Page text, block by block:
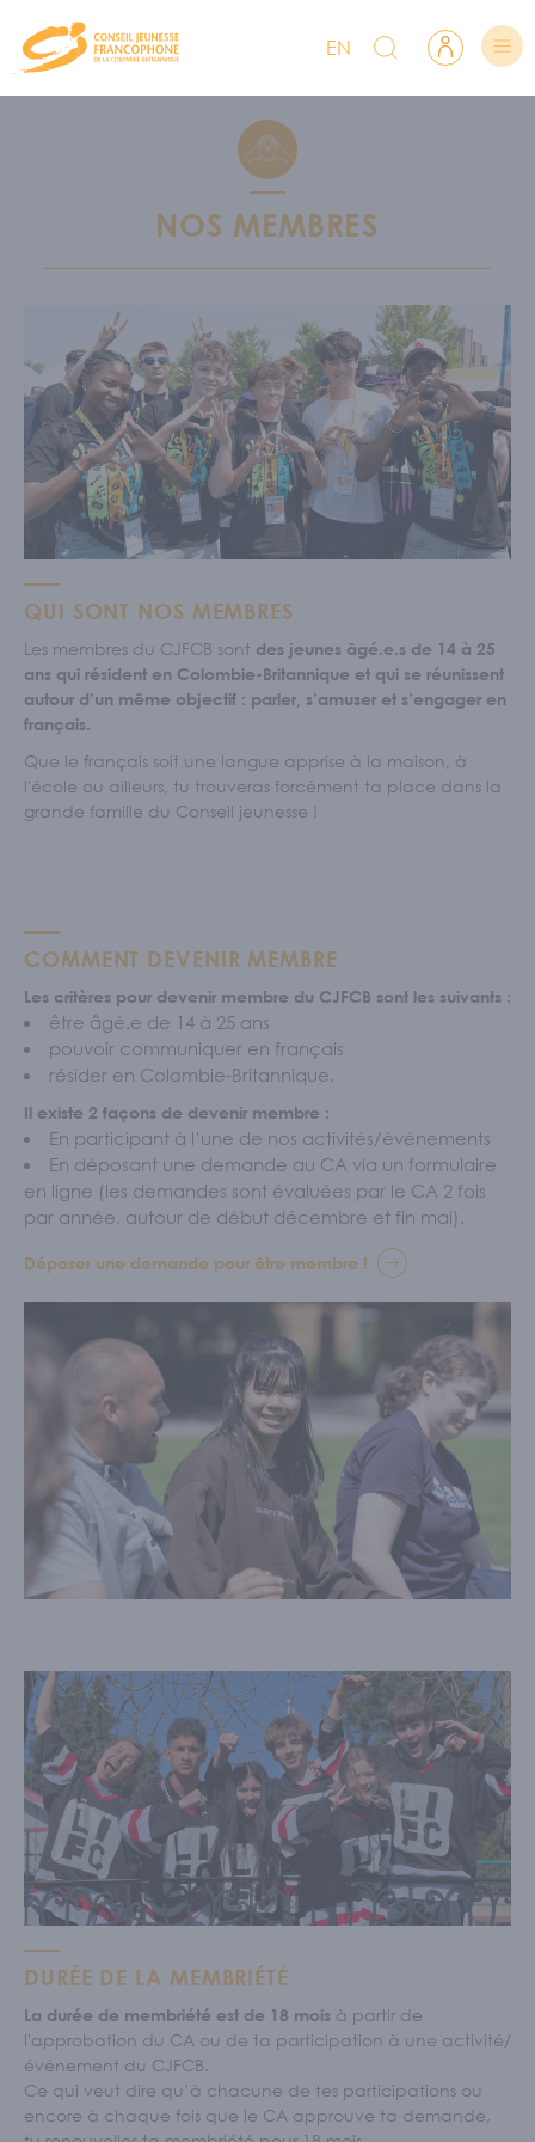
CJFCB EN Rechercher sur CJFCB
Se connecter
Lien Facebook du CJFCBLien Instagram du CJFCB
NOUS CONNAÎTRE
PROGRAMMATION
NOS RESSOURCES
Sécurité linguistique
Postsecondaire
Nos bourses
Écoles et personnel enseignant
S'IMPLIQUER
Nos comités
Programme Connecte
ACTUALITÉS
NOS MEMBRES
QUI SONT NOS MEMBRES
Les membres du CJFCB sont des jeunes âgé.e.s de 14 à 25
ans qui résident en Colombie-Britannique et qui se réunissent
autour d’un même objectif : parler, s’amuser et s’engager en
français.
Que le français soit une langue apprise à la maison, à
l'école ou ailleurs, tu trouveras forcément ta place dans la
grande famille du Conseil jeunesse !
COMMENT DEVENIR MEMBRE
Les critères pour devenir membre du CJFCB sont les suivants :
être âgé.e de 14 à 25 ans
pouvoir communiquer en français
résider en Colombie-Britannique.
Il existe 2 façons de devenir membre :
En participant à l’une de nos activités/événements
En déposant une demande au CA via un formulaire
en ligne (les demandes sont évaluées par le CA 2 fois
par année, autour de début décembre et fin mai).
Déposer une demande pour être membre !
DURÉE DE LA MEMBRIÉTÉ
La durée de membriété est de 18 mois à partir de
l'approbation du CA ou de ta participation à une activité/
événement du CJFCB.
Ce qui veut dire qu’à chacune de tes participations ou
encore à chaque fois que le CA approuve ta demande,